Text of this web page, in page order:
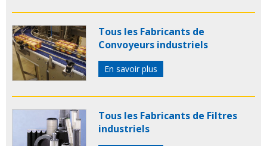
Tous les Fabricants de
Convoyeurs industriels
En savoir plus
Tous les Fabricants de Filtres
industriels